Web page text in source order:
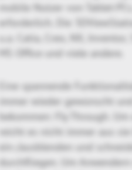
mobile Nutzer von Tablet-
erforderlich. Die
u.a. Catia, Creo, NX,
MS Office und viele andere.
Eine spannende
immer wieder gewünscht
bekommen: Fly Through.
reicht es nicht immer aus
ein-/ausblenden und
durchfliegen. Um